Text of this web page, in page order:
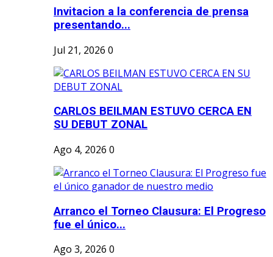
Invitacion a la conferencia de prensa
presentando...
Jul 21, 2026 0
CARLOS BEILMAN ESTUVO CERCA EN
SU DEBUT ZONAL
Ago 4, 2026 0
Arranco el Torneo Clausura: El Progreso
fue el único...
Ago 3, 2026 0